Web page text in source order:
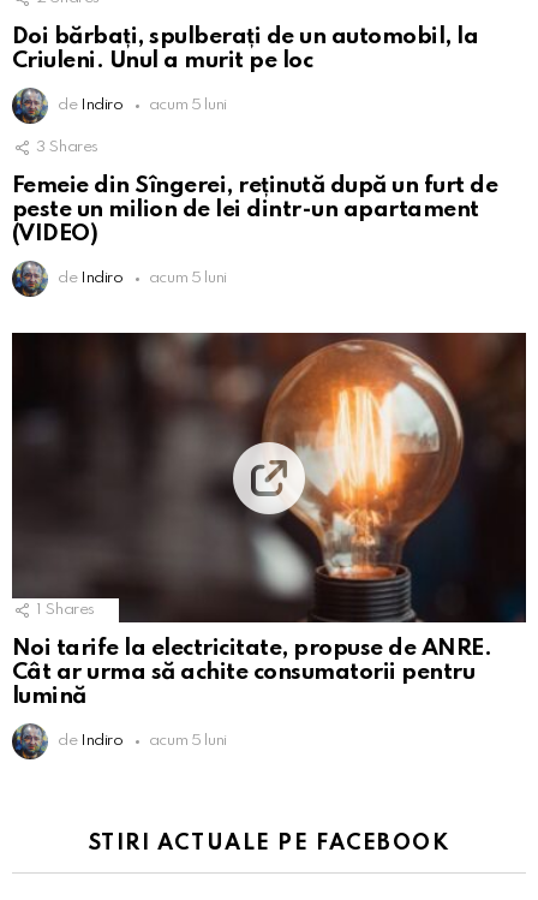
Doi bărbați, spulberați de un automobil, la
Criuleni. Unul a murit pe loc
de Indiro acum 5 luni
3 Shares
Femeie din Sîngerei, reținută după un furt de
peste un milion de lei dintr-un apartament
(VIDEO)
de Indiro acum 5 luni
Shares
Noi tarife la electricitate, propuse de ANRE.
Cât ar urma să achite consumatorii pentru
lumină
de Indiro acum 5 luni
STIRI ACTUALE PE FACEBOOK